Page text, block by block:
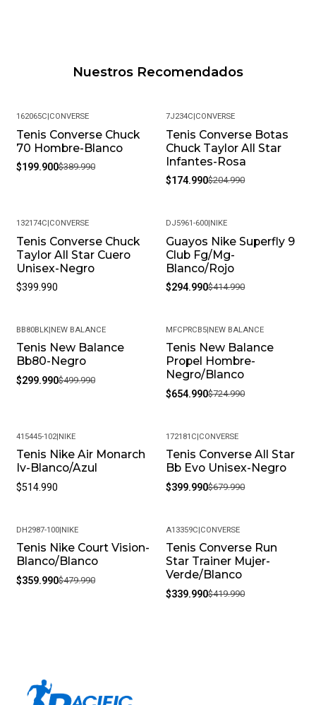
Nuestros Recomendados
-49%
162065C|CONVERSE
Tenis Converse Chuck
70 Hombre-Blanco
$199.900$389.990
-15%
7J234C|CONVERSE
Tenis Converse Botas
Chuck Taylor All Star
Infantes-Rosa
$174.990$204.990
132174C|CONVERSE
Tenis Converse Chuck
Taylor All Star Cuero
Unisex-Negro
$399.990
-29%
DJ5961-600|NIKE
Guayos Nike Superfly 9
Club Fg/Mg-
Blanco/Rojo
$294.990$414.990
-40%
BB80BLK|NEW BALANCE
Tenis New Balance
Bb80-Negro
$299.990$499.990
-10%
MFCPRCB5|NEW BALANCE
Tenis New Balance
Propel Hombre-
Negro/Blanco
$654.990$724.990
415445-102|NIKE
Tenis Nike Air Monarch
Iv-Blanco/Azul
$514.990
-41%
172181C|CONVERSE
Tenis Converse All Star
Bb Evo Unisex-Negro
$399.990$679.990
-25%
DH2987-100|NIKE
Tenis Nike Court Vision-
Blanco/Blanco
$359.990$479.990
-19%
A13359C|CONVERSE
Tenis Converse Run
Star Trainer Mujer-
Verde/Blanco
$339.990$419.990